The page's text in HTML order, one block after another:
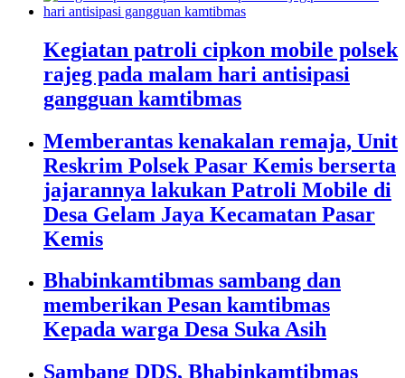
Kegiatan patroli cipkon mobile polsek
rajeg pada malam hari antisipasi
gangguan kamtibmas
Memberantas kenakalan remaja, Unit
Reskrim Polsek Pasar Kemis berserta
jajarannya lakukan Patroli Mobile di
Desa Gelam Jaya Kecamatan Pasar
Kemis
Bhabinkamtibmas sambang dan
memberikan Pesan kamtibmas
Kepada warga Desa Suka Asih
Sambang DDS, Bhabinkamtibmas